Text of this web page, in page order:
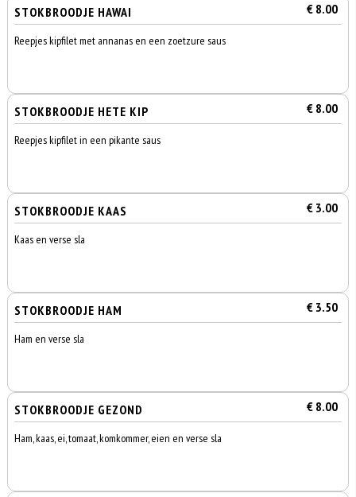
STOKBROODJE HAWAI € 8.00
Reepjes kipfilet met annanas en een zoetzure saus
STOKBROODJE HETE KIP € 8.00
Reepjes kipfilet in een pikante saus
STOKBROODJE KAAS € 3.00
Kaas en verse sla
STOKBROODJE HAM € 3.50
Ham en verse sla
STOKBROODJE GEZOND € 8.00
Ham, kaas, ei, tomaat, komkommer, eien en verse sla